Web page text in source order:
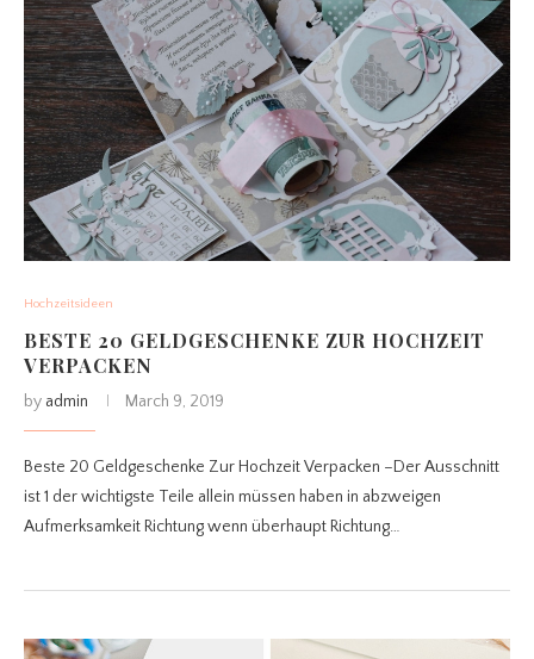
Hochzeitsideen
BESTE 20 GELDGESCHENKE ZUR HOCHZEIT
VERPACKEN
by admin March 9, 2019
Beste 20 Geldgeschenke Zur Hochzeit Verpacken –Der Ausschnitt
ist 1 der wichtigste Teile allein müssen haben in abzweigen
Aufmerksamkeit Richtung wenn überhaupt Richtung…